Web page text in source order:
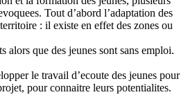
Tout d’abord l’adaptation des
: il existe en effet des zones ou
alors que des jeunes sont sans emploi.
le travail d’ecoute des jeunes pour
pour connaitre leurs potentialites.